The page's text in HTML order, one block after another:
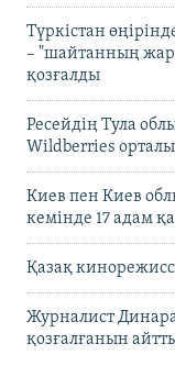
Түркістан
– "шайтанның
қозғалды
Ресейдің Тула
Wildberries
Киев пен Киев
кемінде 17 адам
Қазақ
Журналист
қозғалғанын